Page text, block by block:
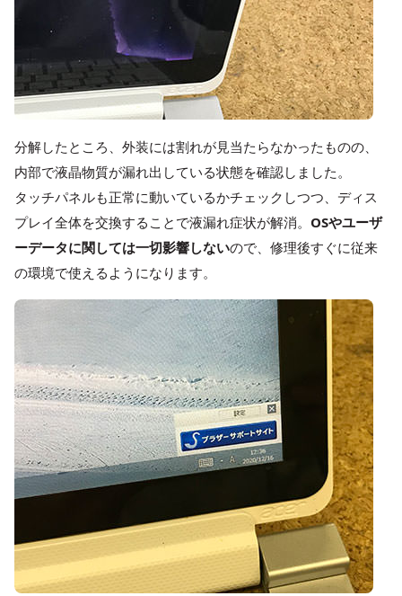
分解したところ、外装には割れが見当たらなかったものの、
内部で液晶物質が漏れ出している状態を確認しました。
タッチパネルも正常に動いているかチェックしつつ、ディス
プレイ全体を交換することで液漏れ症状が解消。 OSやユーザ
ーデータに関しては一切影響しないので、修理後すぐに従来
の環境で使えるようになります。